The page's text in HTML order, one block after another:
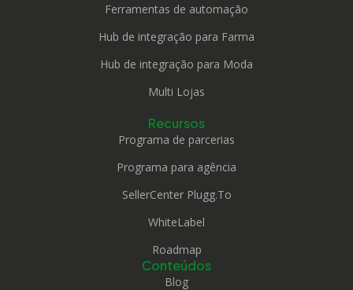
Ferramentas de automação
Hub de integração para Farma
Hub de integração para Moda
Multi Lojas
Recursos
Programa de parcerias
Programa para agência
SellerCenter Plugg.To
WhiteLabel
Roadmap
Conteúdos
Blog